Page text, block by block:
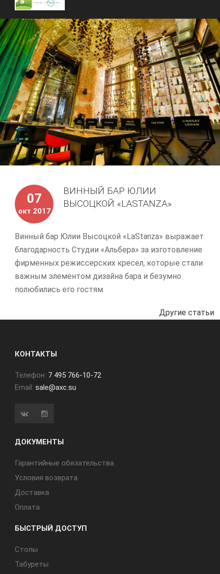
07
окт 2017
ВИННЫЙ БАР ЮЛИИ
ВЫСОЦКОЙ «LASTANZA»
Винный бар Юлии Высоцкой «LaStanza» выражает
благодарность Студии «Альбера» за изготовление
фирменных режиссерских кресел, которые стали
важным элементом дизайна бара и безумно
полюбились его гостям.
Другие статьи
КОНТАКТЫ
Телефон: 7 495 766-10-72
Email: sale@axc.su
ДОКУМЕНТЫ
Гарантийные обязательства
Условия возврата
Доставка
Оплата
БЫСТРЫЙ ДОСТУП
Cтолы
Табуреты